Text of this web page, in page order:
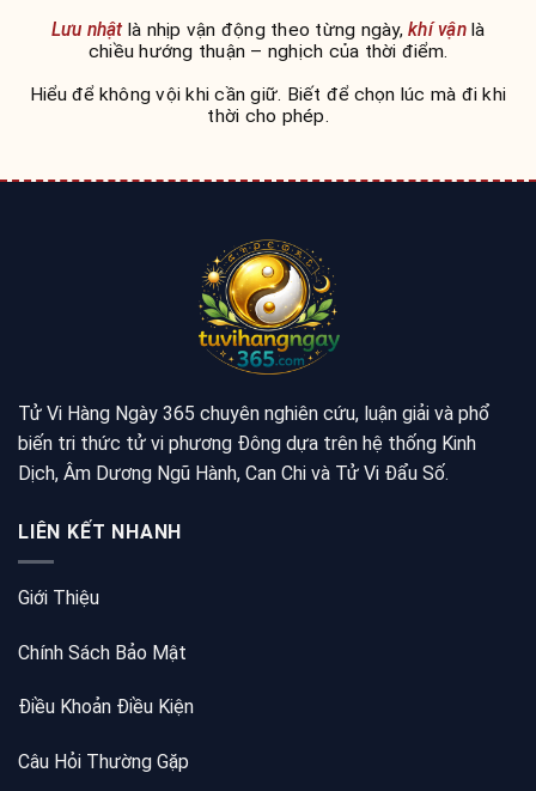
Lưu nhậtlà nhịp vận động theo từng ngày, khí vậnlà
chiều hướng thuận – nghịch của thời điểm.
Hiểu để không vội khi cần giữ. Biết để chọn lúc mà đi khi
thời cho phép.
Tử Vi Hàng Ngày 365 chuyên nghiên cứu, luận giải và phổ
biến tri thức tử vi phương Đông dựa trên hệ thống Kinh
Dịch, Âm Dương Ngũ Hành, Can Chi và Tử Vi Đẩu Số.
LIÊN KẾT NHANH
Giới Thiệu
Chính Sách Bảo Mật
Điều Khoản Điều Kiện
Câu Hỏi Thường Gặp